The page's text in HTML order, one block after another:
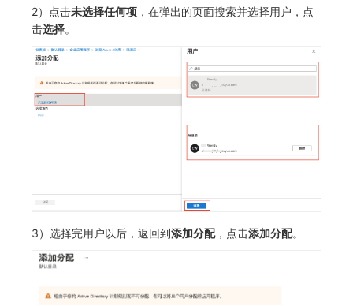
2）点击未选择任何项 ，在弹出的页面搜索并选择用户，点
击选择。
3）选择完用户以后，返回到添加分配，点击添加分配。